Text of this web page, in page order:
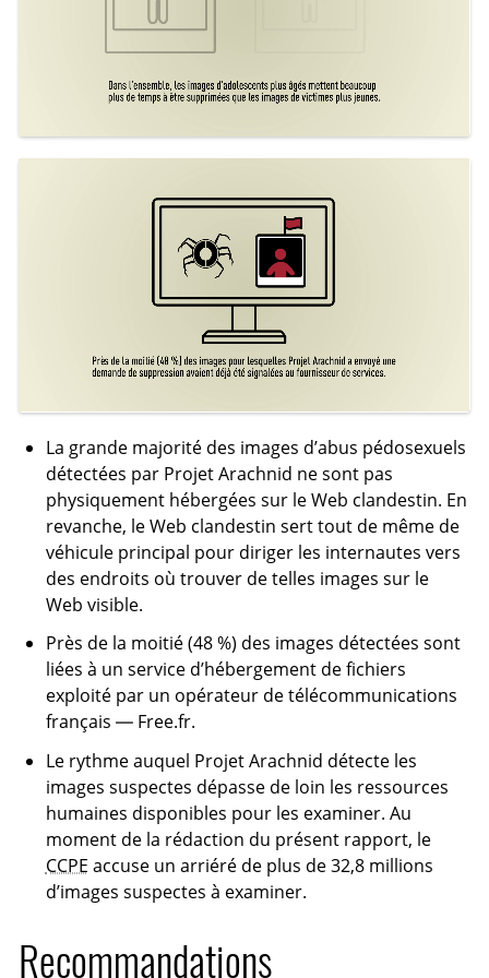
La grande majorité des images d’abus pédosexuels
détectées par Projet Arachnid ne sont pas
physiquement hébergées sur le Web clandestin. En
revanche, le Web clandestin sert tout de même de
véhicule principal pour diriger les internautes vers
des endroits où trouver de telles images sur le
Web visible.
Près de la moitié (48 %) des images détectées sont
liées à un service d’hébergement de fichiers
exploité par un opérateur de télécommunications
français — Free.fr.
Le rythme auquel Projet Arachnid détecte les
images suspectes dépasse de loin les ressources
humaines disponibles pour les examiner. Au
moment de la rédaction du présent rapport, le
CCPE accuse un arriéré de plus de 32,8 millions
d’images suspectes à examiner.
Recommandations